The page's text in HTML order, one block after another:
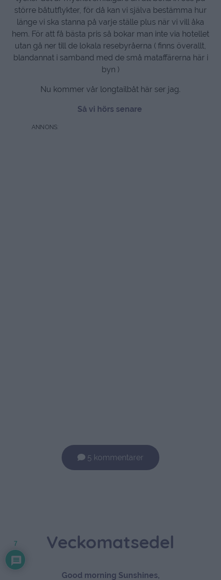
större båtutflykter, för då kan vi själva bestämma hur
länge vi ska stanna på varje ställe plus när vi vill åka
hem. För att få bästa pris så bokar man inte via hotellet
utan gå ner till de lokala resebyråerna ( finns överallt,
blandannat i samband med de små mataffärerna här i
byn )
Nu kommer vår longtailbåt här ser jag.
Så vi hörs senare
5 kommentarer
Veckomatsedel
Good morning Sunshines,
7